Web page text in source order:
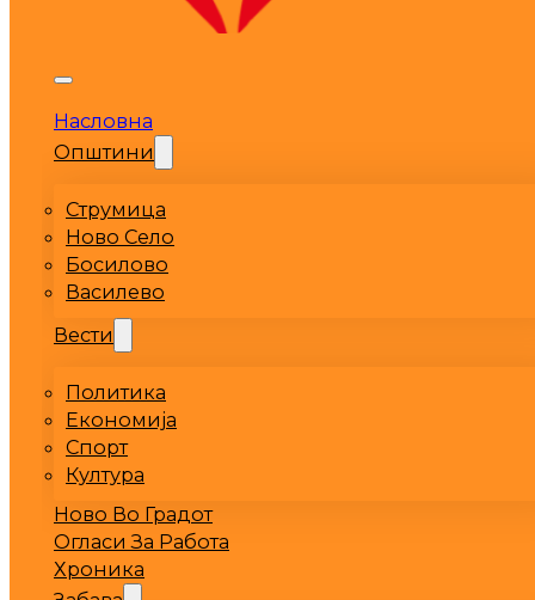
Насловна
Општини
Струмица
Ново Село
Босилово
Василево
Вести
Политика
Економија
Спорт
Култура
Ново Во Градот
Огласи За Работа
Хроника